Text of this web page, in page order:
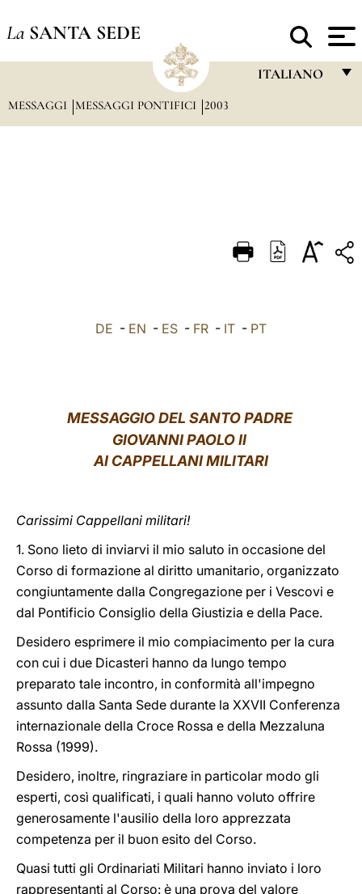
La SANTA SEDE
ITALIANO
DEUTSCH
العربيّة
MESSAGGI MESSAGGI PONTIFICI 2003
DE - EN - ES - FR - IT - PT
MESSAGGIO DEL SANTO PADRE
GIOVANNI PAOLO II
AI CAPPELLANI MILITARI
Carissimi Cappellani militari!
1. Sono lieto di inviarvi il mio saluto in occasione del
Corso di formazione al diritto umanitario, organizzato
congiuntamente dalla Congregazione per i Vescovi e
dal Pontificio Consiglio della Giustizia e della Pace.
Desidero esprimere il mio compiacimento per la cura
con cui i due Dicasteri hanno da lungo tempo
preparato tale incontro, in conformità all'impegno
assunto dalla Santa Sede durante la XXVII Conferenza
internazionale della Croce Rossa e della Mezzaluna
Rossa (1999).
Desidero, inoltre, ringraziare in particolar modo gli
esperti, così qualificati, i quali hanno voluto offrire
generosamente l'ausilio della loro apprezzata
competenza per il buon esito del Corso.
Quasi tutti gli Ordinariati Militari hanno inviato i loro
rappresentanti al Corso: è una prova del valore